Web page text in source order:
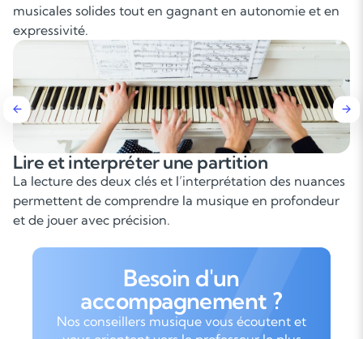
musicales solides tout en gagnant en autonomie et en
expressivité.
interpréter une partition
des deux clés et l’interprétation des nuances
de comprendre la musique en profondeur
avec précision.
Le
Besoin d'un
accompagnement ?
Nos conseillers musique vous écoutent et